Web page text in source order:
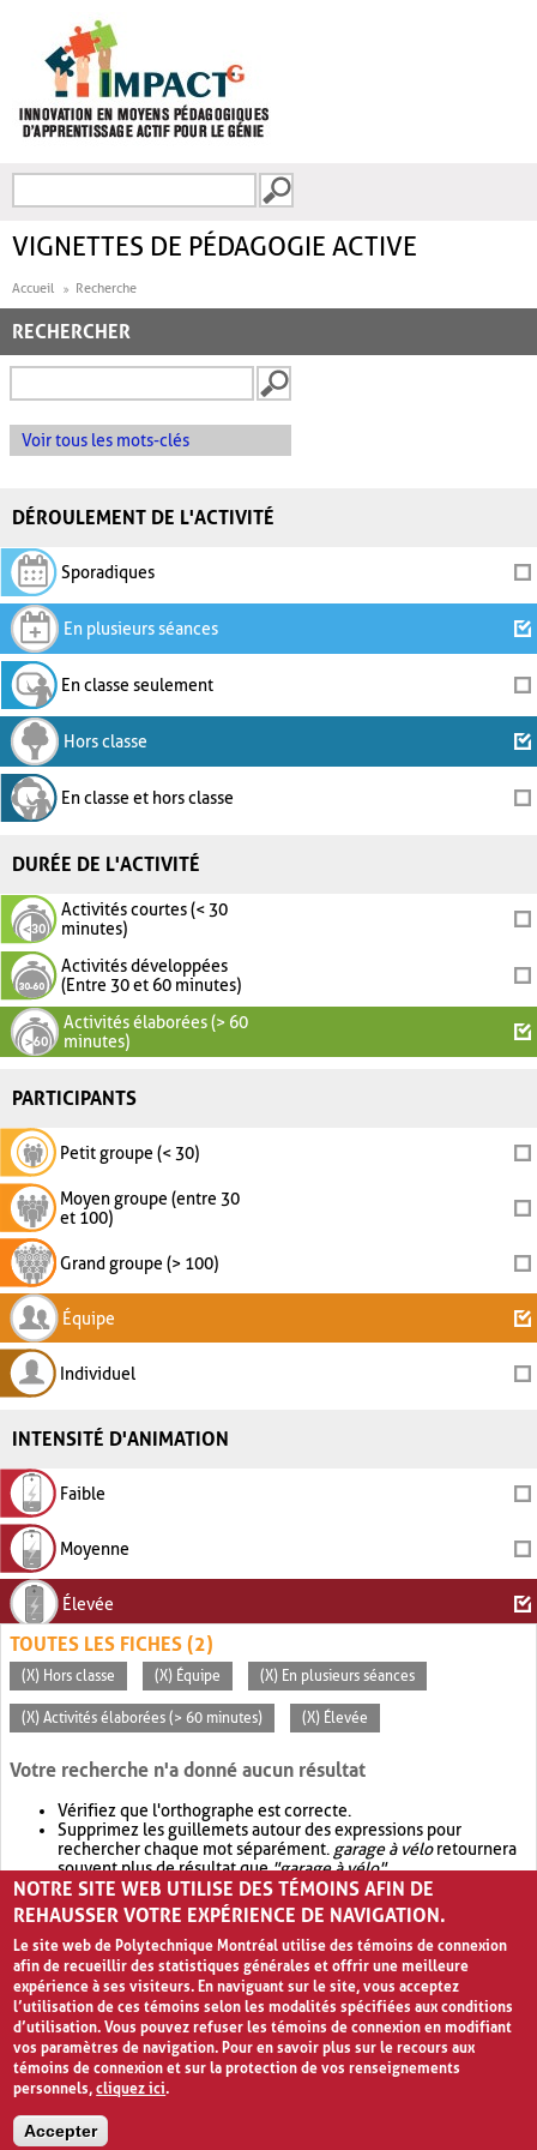
FORMULAIRE DE
VIGNETTES DE PÉDAGOGIE ACTIVE
Accueil Recherche
RECHERCHER
Voir tous les mots-clés
DÉROULEMENT DE L'ACTIVITÉ
Sporadiques
En plusieurs séances
En classe seulement
Hors classe
En classe et hors classe
DURÉE DE L'ACTIVITÉ
Activités courtes (< 30
minutes)
Activités développées
(Entre 30 et 60 minutes)
Activités élaborées (> 60
minutes)
PARTICIPANTS
Petit groupe (< 30)
Moyen groupe (entre 30
et 100)
Grand groupe (> 100)
Équipe
Individuel
INTENSITÉ D'ANIMATION
Faible
Moyenne
Élevée
TOUTES LES FICHES (2)
(X) Hors classe (X) Équipe (X) En plusieurs séances
(X) Activités élaborées (> 60 minutes) (X) Élevée
Votre recherche n'a donné aucun résultat
Vérifiez que l'orthographe est correcte.
Supprimez les guillemets autour des expressions pour
rechercher chaque mot séparément. garage à véloretournera
souvent plus de résultat que"garage à vélo".
Envisagez d'élargir votre recherche avec OR.garage OR vélo
retournera souvent plus de résultat quegarage à vélo
NOTRE SITE WEB UTILISE DES TÉMOINS AFIN DE
REHAUSSER VOTRE EXPÉRIENCE DE NAVIGATION.
Le site web de Polytechnique Montréal utilise des témoins de connexion
afin de recueillir des statistiques générales et offrir une meilleure
expérience à ses visiteurs. En naviguant sur le site, vous acceptez
l’utilisation de ces témoins selon les modalités spécifiées aux conditions
d’utilisation. Vous pouvez refuser les témoins de connexion en modifiant
vos paramètres de navigation. Pour en savoir plus sur le recours aux
témoins de connexion et sur la protection de vos renseignements
personnels,cliquez ici.
Accepter